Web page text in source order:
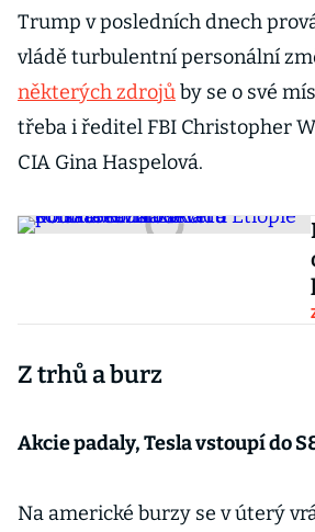
Trump v posledních dnech
vládě turbulentní personální
některých zdrojůby se o své
třeba i ředitel FBI Christopher
CIA Gina Haspelová.
Z trhů a burz
Akcie padaly, Tesla vstoupí do
Na americké burzy se v úterý